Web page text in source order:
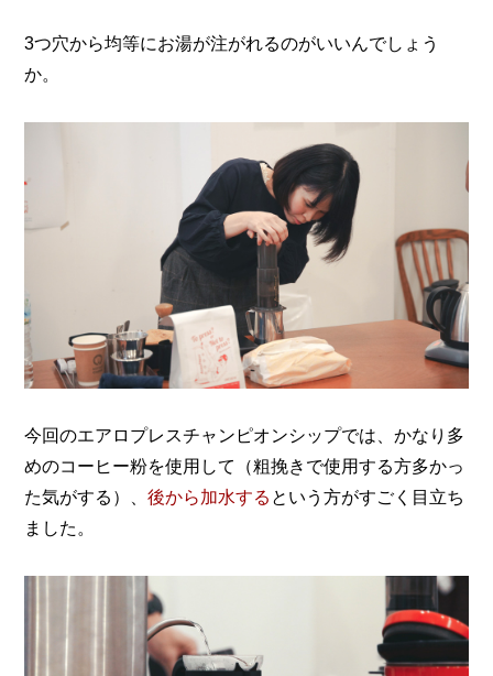
3つ穴から均等にお湯が注がれるのがいいんでしょう
か。
今回のエアロプレスチャンピオンシップでは、 かなり多
めのコーヒー粉を使用して（粗挽きで使用する方多かっ
た気がする）、 後から加水する という方がすごく目立ち
ました。